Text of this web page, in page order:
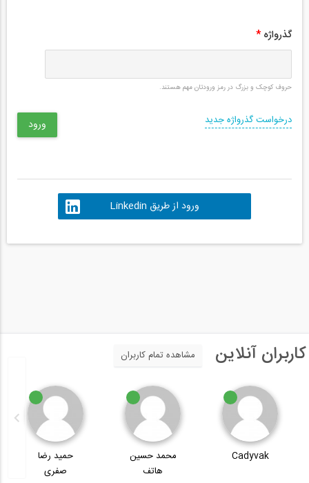
گذرواژه *
حروف کوچک و بزرگ در رمز ورودتان مهم هستند.
درخواست گذرواژه جدید
ورود از طریق Linkedin
کاربران آنلاین مشاهده تمام کاربران
Cadyvak
محمد حسین
هاتف
حمید رضا
صفری